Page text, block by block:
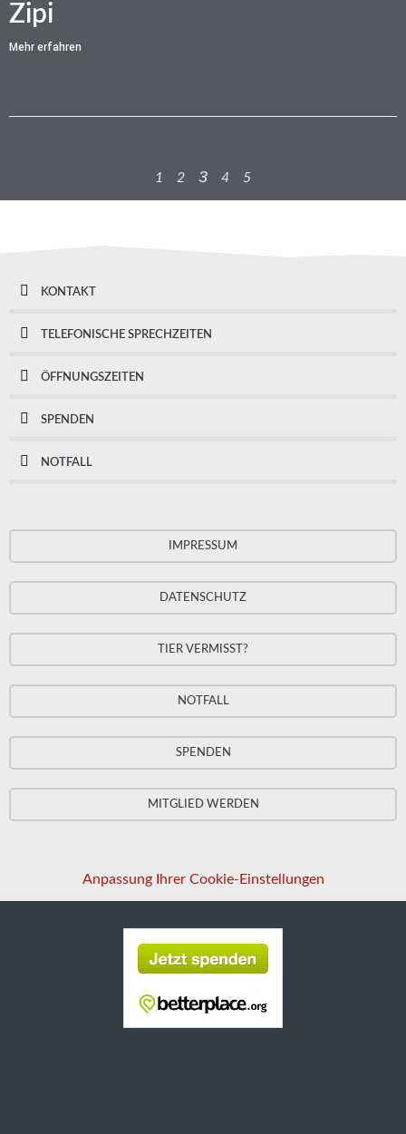
Zipi
Mehr erfahren
1 2 3 4 5
KONTAKT
TELEFONISCHE SPRECHZEITEN
ÖFFNUNGSZEITEN
SPENDEN
NOTFALL
IMPRESSUM
DATENSCHUTZ
TIER VERMISST?
NOTFALL
SPENDEN
MITGLIED WERDEN
Anpassung Ihrer Cookie-Einstellungen